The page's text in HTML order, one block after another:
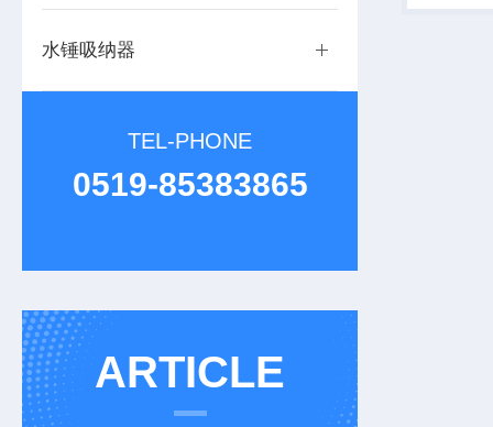
水锤吸纳器
TEL-PHONE
0519-85383865
ARTICLE
中兼顾